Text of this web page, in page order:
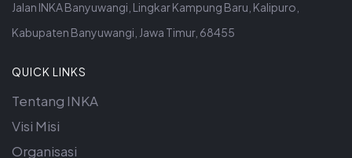
Jalan INKA Banyuwangi, Lingkar Kampung Baru, Kalipuro,
Kabupaten Banyuwangi, Jawa Timur, 68455
QUICK LINKS
Tentang INKA
Visi Misi
Organisasi